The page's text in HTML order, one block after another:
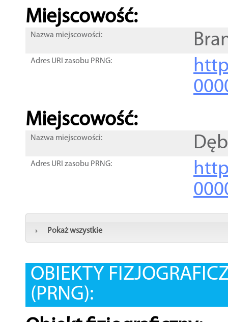
Miejscowość:
Nazwa miejscowości:
Adres URI zasobu PRNG:
Miejscowość:
Nazwa miejscowości:
Adres URI zasobu PRNG:
Pokaż wszystkie
OBIEKTY
(PRNG):